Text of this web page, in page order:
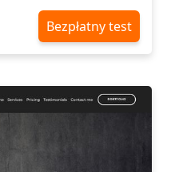
Bezpłatny test